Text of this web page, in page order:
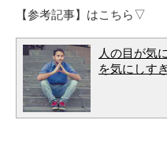
【参考記事】はこちら▽
人の目が気
を気にしす